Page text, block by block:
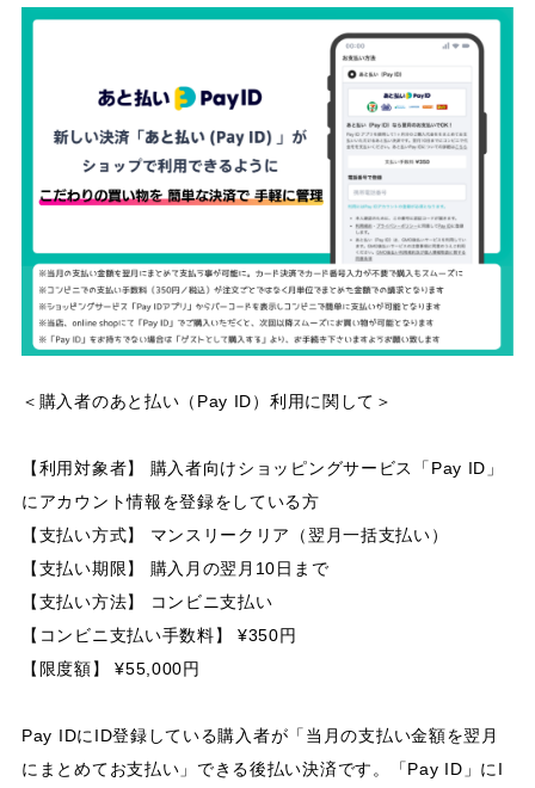
＜購入者のあと払い（Pay ID）利用に関して＞
【利用対象者】 購入者向けショッピングサービス「Pay ID」
にアカウント情報を登録をしている方
【支払い方式】 マンスリークリア（翌月一括支払い）
【支払い期限】 購入月の翌月10日まで
【支払い方法】 コンビニ支払い
【コンビニ支払い手数料】 ¥350円
【限度額】 ¥55,000円
Pay IDにID登録している購入者が「当月の支払い金額を翌月
にまとめてお支払い」できる後払い決済です。「Pay ID」にI